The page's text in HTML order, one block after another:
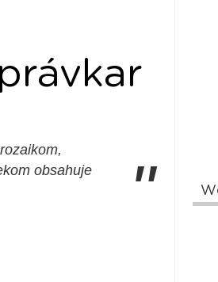
obsahuje
"